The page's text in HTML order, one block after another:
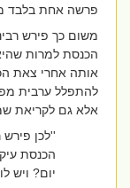
פרשה אחת בלבד
משום כך פירש
הכנסת למרות שהיא
אותה אחרי צאת
להתפלל ערבית
אלא גם לקריאת
''לכן פירש
הכנסת
יום? ויש